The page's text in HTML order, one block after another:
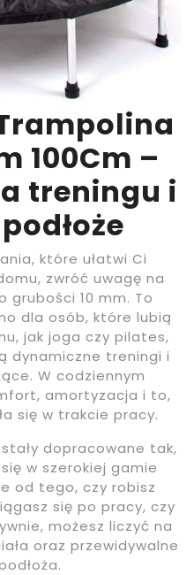
100Cm –
treningu i
które ułatwi Ci
zwróć uwagę na
grubości 10 mm. To
dla osób, które lubią
jak joga czy pilates,
dynamiczne treningi i
W codziennym
amortyzacja i to,
się w trakcie pracy.
dopracowane tak,
w szerokiej gamie
od tego, czy robisz
się po pracy, czy
możesz liczyć na
oraz przewidywalne